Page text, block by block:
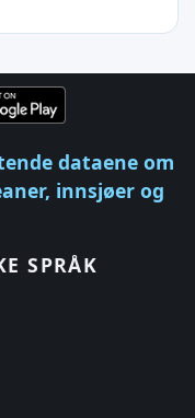
dataene om
innsjøer og
SPRÅK